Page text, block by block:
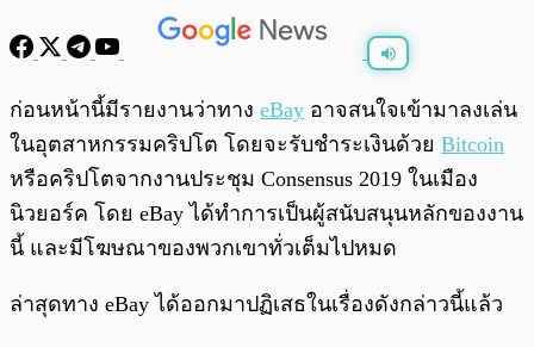
พร้อมเล่น 0:00
ก่อนหน้านี้มีรายงานว่าทาง eBay อาจสนใจเข้ามาลงเล่น
ในอุตสาหกรรมคริปโต โดยจะรับชำระเงินด้วย Bitcoin
หรือคริปโตจากงานประชุม Consensus 2019 ในเมือง
นิวยอร์ค โดย eBay ได้ทำการเป็นผู้สนับสนุนหลักของงาน
นี้ และมีโฆษณาของพวกเขาทั่วเต็มไปหมด
ล่าสุดทาง eBay ได้ออกมาปฏิเสธในเรื่องดังกล่าวนี้แล้ว